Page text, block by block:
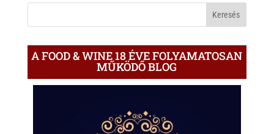
A FOOD & WINE 18 ÉVE FOLYAMATOSAN
MŰKÖDŐ BLOG